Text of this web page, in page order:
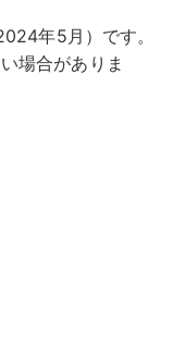
年5月）です。
場合がありま